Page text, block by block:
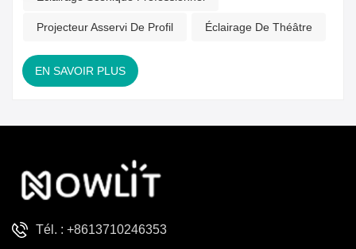
sélectionFonctionnalités complètes, application flexibleLe
projecteur BSWF 4-en-1 intègre des effets de faisceau, de
spot, de wash et de cadre, s'adaptant ainsi à une grande
variété de performances scéniques. Pour les spectacles
Projecteur Asservi De Profil Éclairage De Théâtre
EN SAVOIR PLUS
Tél. :+8613710246353